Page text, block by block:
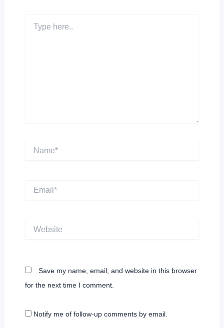
here..
Save my name, email, and website in this browser
for the next time I comment.
Notify me of follow-up comments by email.